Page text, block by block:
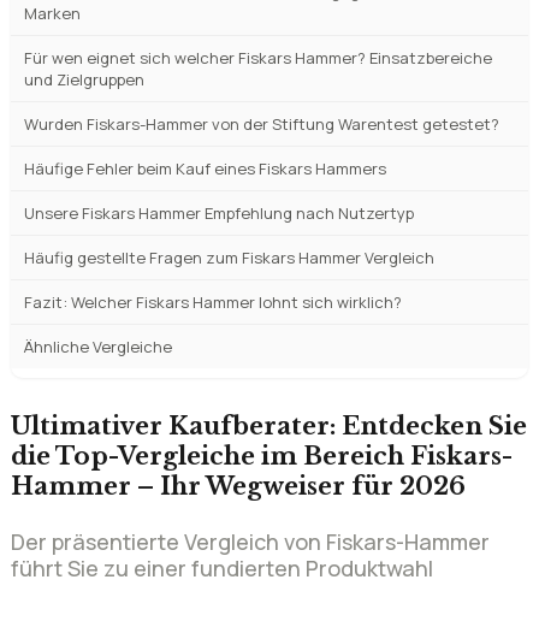
Ultimativer Kaufberater: Entdecken Sie
die Top-Vergleiche im Bereich Fiskars-
Hammer – Ihr Wegweiser für 2026
Der präsentierte Vergleich von Fiskars-Hammer
führt Sie zu einer fundierten Produktwahl
Marken
Für wen eignet sich welcher Fiskars Hammer? Einsatzbereiche
und Zielgruppen
Wurden Fiskars-Hammer von der Stiftung Warentest getestet?
Häufige Fehler beim Kauf eines Fiskars Hammers
Unsere Fiskars Hammer Empfehlung nach Nutzertyp
Häufig gestellte Fragen zum Fiskars Hammer Vergleich
Fazit: Welcher Fiskars Hammer lohnt sich wirklich?
Ähnliche Vergleiche